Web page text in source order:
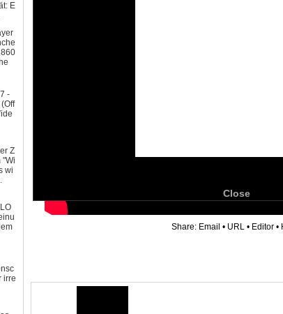
E
-
Z
"Wi
wi
irre
Close
Share: Email • URL • Editor •